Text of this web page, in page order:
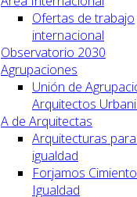
Ofertas de trabajo
internacional
Observatorio 2030
Agrupaciones
Unión de
Arquitectos
A de Arquitectas
Arquitecturas
igualdad
Forjamos
Igualdad